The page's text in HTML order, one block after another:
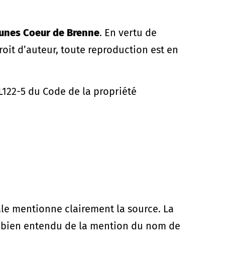
Coeur de Brenne. En vertu de
d’auteur, toute reproduction est en
5 du Code de la propriété
mentionne clairement la source. La
entendu de la mention du nom de